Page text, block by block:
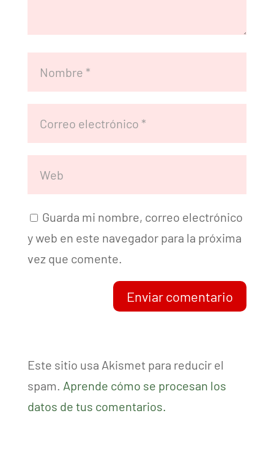
Guarda mi nombre, correo electrónico
y web en este navegador para la próxima
vez que comente.
Enviar comentario
Este sitio usa Akismet para reducir el
spam. Aprende cómo se procesan los
datos de tus comentarios.